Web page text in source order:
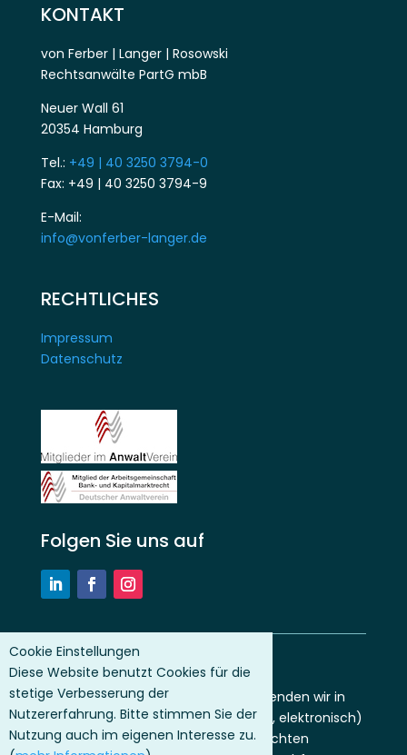
KONTAKT
von Ferber | Langer | Rosowski
Rechtsanwälte PartG mbB
Neuer Wall 61
20354 Hamburg
Tel.: +49 | 40 3250 3794-0
Fax: +49 | 40 3250 3794-9
E-Mail:
info@vonferber-langer.de
RECHTLICHES
Impressum
Datenschutz
Folgen Sie uns auf
HINWEIS
Der besseren Lesbarkeit halber verwenden wir in
unserer Außenkommunikation (Print, elektronisch)
das Generische Maskulinum. Wir möchten
Cookie Einstellungen
Diese Website benutzt Cookies für die
stetige Verbesserung der
Nutzererfahrung. Bitte stimmen Sie der
Nutzung auch im eigenen Interesse zu.